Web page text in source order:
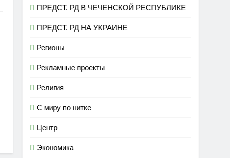
ПРЕДСТ. РД В ЧЕЧЕНСКОЙ РЕСПУБЛИКЕ
ПРЕДСТ. РД НА УКРАИНЕ
Регионы
Рекламные проекты
Религия
С миру по нитке
Центр
Экономика